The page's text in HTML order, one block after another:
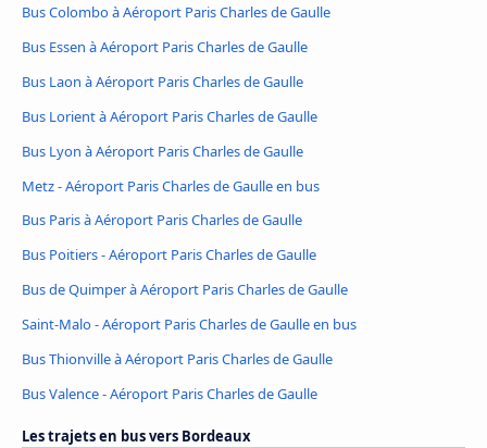
Bus Colombo à Aéroport Paris Charles de Gaulle
Bus Essen à Aéroport Paris Charles de Gaulle
Bus Laon à Aéroport Paris Charles de Gaulle
Bus Lorient à Aéroport Paris Charles de Gaulle
Bus Lyon à Aéroport Paris Charles de Gaulle
Metz - Aéroport Paris Charles de Gaulle en bus
Bus Paris à Aéroport Paris Charles de Gaulle
Bus Poitiers - Aéroport Paris Charles de Gaulle
Bus de Quimper à Aéroport Paris Charles de Gaulle
Saint-Malo - Aéroport Paris Charles de Gaulle en bus
Bus Thionville à Aéroport Paris Charles de Gaulle
Bus Valence - Aéroport Paris Charles de Gaulle
Les trajets en bus vers Bordeaux